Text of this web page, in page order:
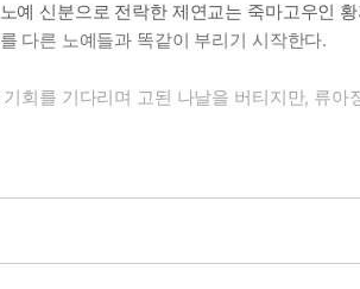
예 신분으로 전락한 제연교는 죽마고우인
다른 노예들과 똑같이 부리기 시작한다.
회를 기다리며 고된 나날을 버티지만, 류